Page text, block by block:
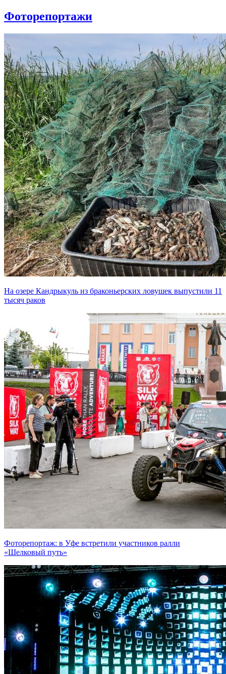
Фоторепортажи
На озере Кандрыкуль из браконьерских ловушек выпустили 11
тысяч раков
Фоторепортаж: в Уфе встретили участников ралли
«Шелковый путь»